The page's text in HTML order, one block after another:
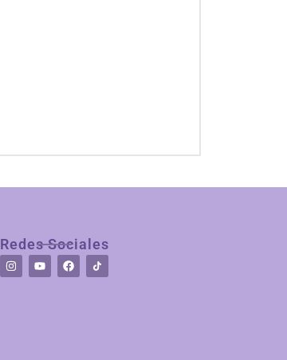
Redes Sociales